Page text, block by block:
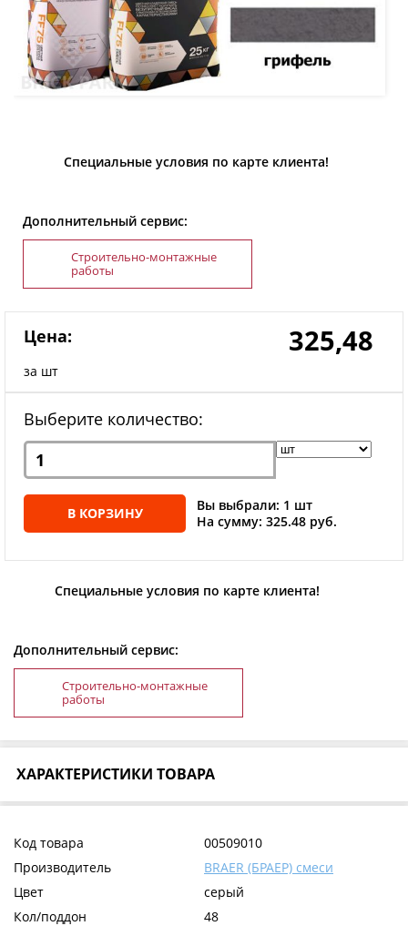
Специальные условия по карте клиента!
Дополнительный сервис:
Строительно-монтажные
работы
Цена:
за шт
325,48
Выберите количество:
В КОРЗИНУ
Вы выбрали: 1 шт
На сумму: 325.48 руб.
Специальные условия по карте клиента!
Дополнительный сервис:
Строительно-монтажные
работы
ХАРАКТЕРИСТИКИ ТОВАРА
Код товара
00509010
Производитель
BRAER (БРАЕР) смеси
Цвет
серый
Кол/поддон
48